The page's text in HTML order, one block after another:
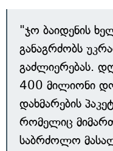
"ჯო ბაიდენის
განაგრძობს
გაძლიერებას.
400 მილიონი
დახმარების
რომელიც
საბრძოლო